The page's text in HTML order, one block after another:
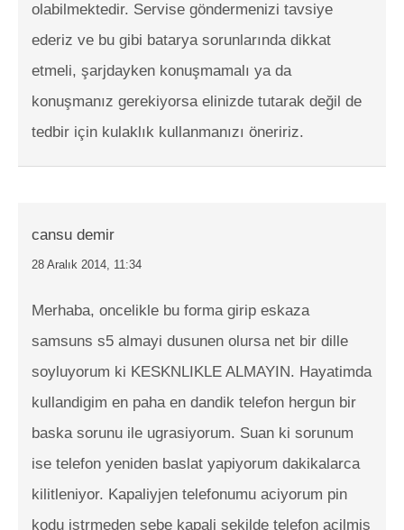
olabilmektedir. Servise göndermenizi tavsiye
ederiz ve bu gibi batarya sorunlarında dikkat
etmeli, şarjdayken konuşmamalı ya da
konuşmanız gerekiyorsa elinizde tutarak değil de
tedbir için kulaklık kullanmanızı öneririz.
cansu demir
28 Aralık 2014, 11:34
Merhaba, oncelikle bu forma girip eskaza
samsuns s5 almayi dusunen olursa net bir dille
soyluyorum ki KESKNLIKLE ALMAYIN. Hayatimda
kullandigim en paha en dandik telefon hergun bir
baska sorunu ile ugrasiyorum. Suan ki sorunum
ise telefon yeniden baslat yapiyorum dakikalarca
kilitleniyor. Kapaliyjen telefonumu aciyorum pin
kodu istrmeden sebe kapali sekilde telefon acilmis